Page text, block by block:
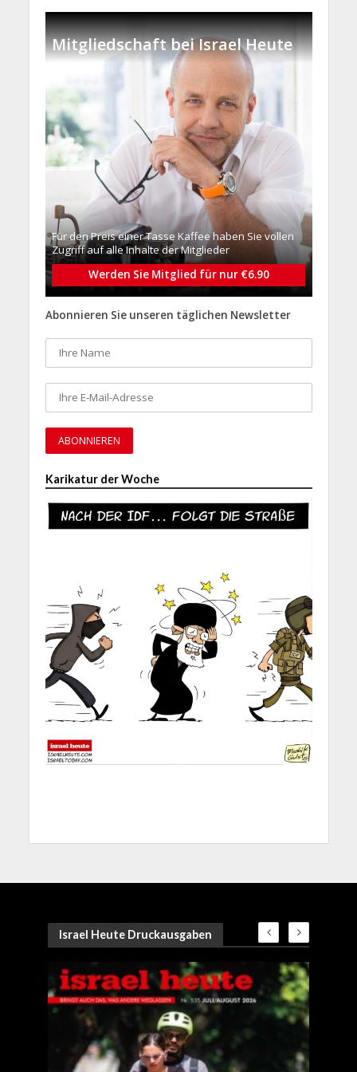
Mitgliedschaft bei Israel Heute
Für den Preis einer Tasse Kaffee haben Sie vollen
Zugriff auf alle Inhalte der Mitglieder
Werden Sie Mitglied für nur €6.90
Abonnieren Sie unseren täglichen Newsletter
Karikatur der Woche
Israel Heute Druckausgaben